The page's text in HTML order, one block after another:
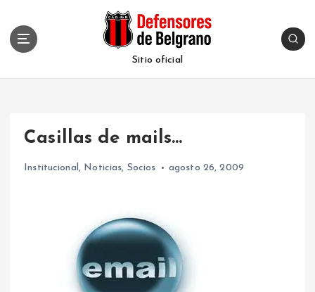
Sitio oficial
Casillas de mails…
Institucional, Noticias, Socios agosto 26, 2009